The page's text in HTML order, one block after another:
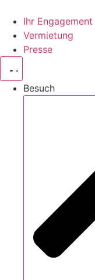
Ihr Engagement
Vermietung
Presse
Besuch